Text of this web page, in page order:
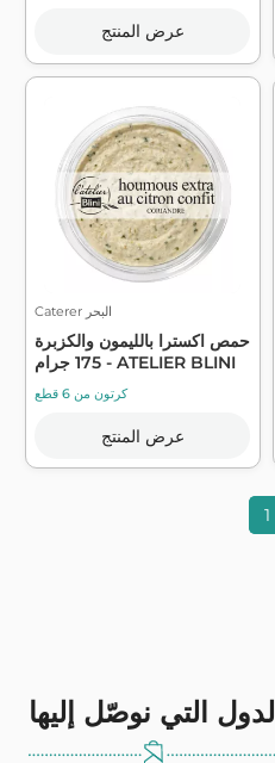
عرض المنتج
Caterer البحر
حمص اكسترا بالليمون والكزبرة
175 جرام - ATELIER BLINI
كرتون من 6 قطع
عرض المنتج
1
الدول التي نوصّل إليها